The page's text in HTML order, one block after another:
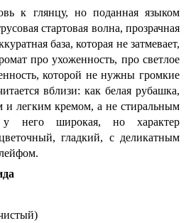
к глянцу, но поданная языком
стартовая волна, прозрачная
база, которая не затмевает,
про ухоженность, про светлое
которой не нужны громкие
вблизи: как белая рубашка,
и легким кремом, а не стиральным
него широкая, но характер
гладкий, с деликатным